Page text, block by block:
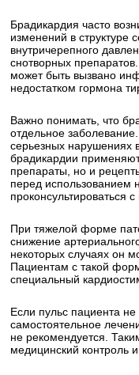
Брадикардия часто
изменений в
внутричерепного
снотворных
может быть вызвано
недостатком гормона
Важно понимать, что
отдельное
серьезных нарушениях
брадикардии
препараты, но и
перед использованием
проконсультироваться с
При тяжелой форме
снижение
некоторых случаях он
Пациентам с такой
специальный
Если пульс пациента
самостоятельное
не рекомендуется.
медицинский контроль